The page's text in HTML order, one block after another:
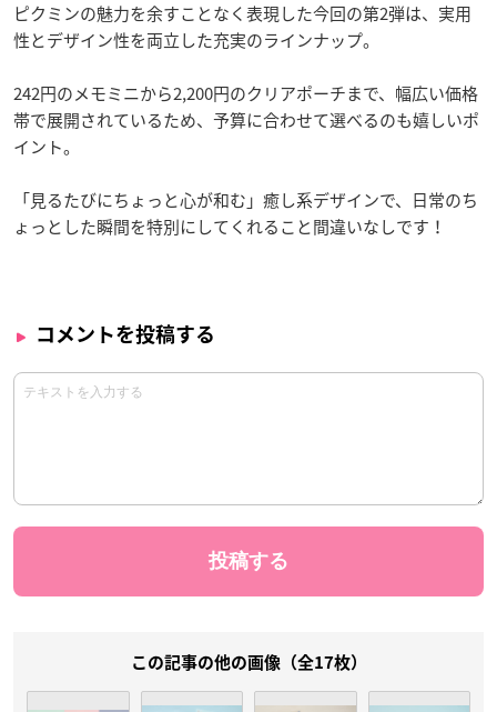
ピクミンの魅力を余すことなく表現した今回の第2弾は、実用
性とデザイン性を両立した充実のラインナップ。
242円のメモミニから2,200円のクリアポーチまで、幅広い価格
帯で展開されているため、予算に合わせて選べるのも嬉しいポ
イント。
「見るたびにちょっと心が和む」癒し系デザインで、日常のち
ょっとした瞬間を特別にしてくれること間違いなしです！
コメントを投稿する
この記事の他の画像（全17枚）